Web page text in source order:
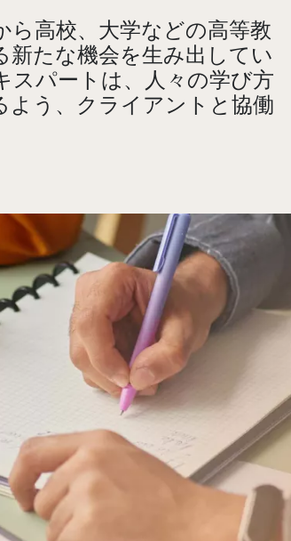
高校、大学などの高等教
たな機会を生み出してい
スパートは、人々の学び方
よう、クライアントと協働